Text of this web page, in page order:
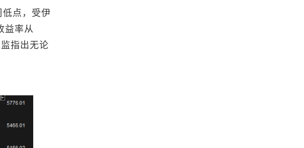
低点，受伊
益率从
指出无论